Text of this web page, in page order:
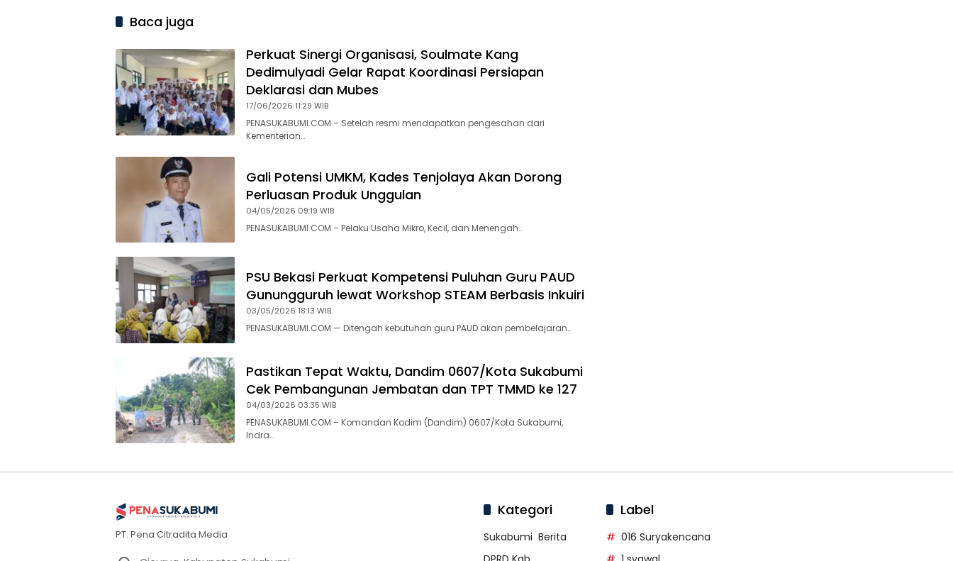
Baca juga
Perkuat Sinergi Organisasi, Soulmate Kang
Dedimulyadi Gelar Rapat Koordinasi Persiapan
Deklarasi dan Mubes
17/06/2026 11:29 WIB
PENASUKABUMI.COM – Setelah resmi mendapatkan pengesahan dari
Kementerian…
Gali Potensi UMKM, Kades Tenjolaya Akan Dorong
Perluasan Produk Unggulan
04/05/2026 09:19 WIB
PENASUKABUMI.COM – Pelaku Usaha Mikro, Kecil, dan Menengah…
PSU Bekasi Perkuat Kompetensi Puluhan Guru PAUD
Gunungguruh lewat Workshop STEAM Berbasis Inkuiri
03/05/2026 18:13 WIB
PENASUKABUMI.COM — Ditengah kebutuhan guru PAUD akan pembelajaran…
Pastikan Tepat Waktu, Dandim 0607/Kota Sukabumi
Cek Pembangunan Jembatan dan TPT TMMD ke 127
04/03/2026 03:35 WIB
PENASUKABUMI.COM – Komandan Kodim (Dandim) 0607/Kota Sukabumi,
Indra…
PT. Pena Citradita Media
Kategori
Sukabumi Berita
Label
016 Suryakencana